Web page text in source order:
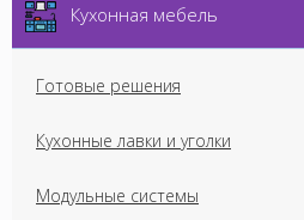
Кухонная мебель
Готовые решения
Кухонные лавки и уголки
Модульные системы